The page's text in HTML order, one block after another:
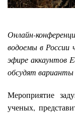
Онлайн-
водоемы в России
эфире аккаунтов
обсудят варианты
Мероприятие
ученых,